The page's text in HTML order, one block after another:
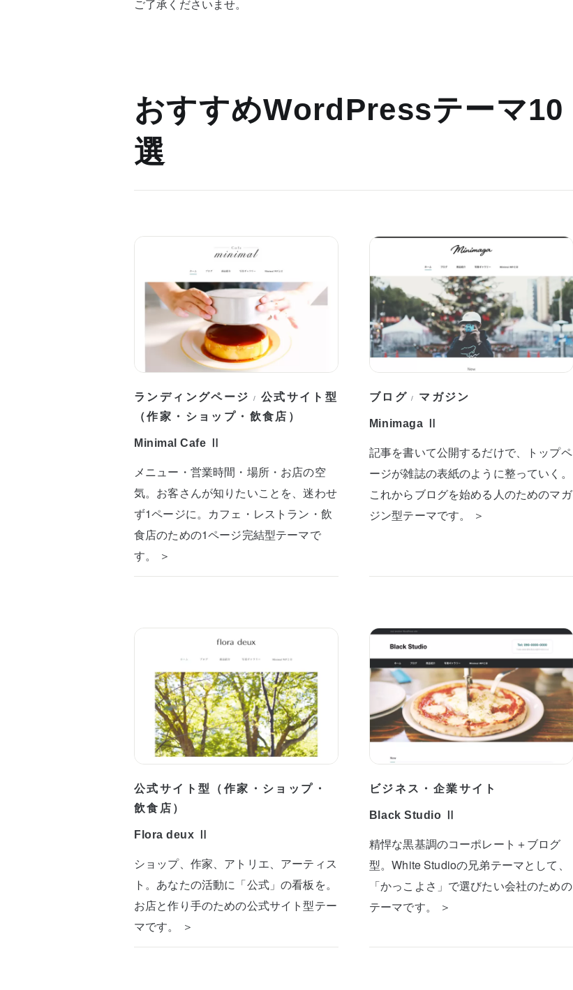
ご了承くださいませ。
おすすめWordPressテーマ10
選
ランディングページ / 公式サイト型
（作家・ショップ・飲食店）
Minimal Cafe Ⅱ
メニュー・営業時間・場所・お店の空
気。お客さんが知りたいことを、迷わせ
ず1ページに。カフェ・レストラン・飲
食店のための1ページ完結型テーマで
す。 ＞
ブログ / マガジン
Minimaga Ⅱ
記事を書いて公開するだけで、トップペ
ージが雑誌の表紙のように整っていく。
これからブログを始める人のためのマガ
ジン型テーマです。 ＞
公式サイト型（作家・ショップ・
飲食店）
Flora deux Ⅱ
ショップ、作家、アトリエ、アーティス
ト。あなたの活動に「公式」の看板を。
お店と作り手のための公式サイト型テー
マです。 ＞
ビジネス・企業サイト
Black Studio Ⅱ
精悍な黒基調のコーポレート＋ブログ
型。White Studioの兄弟テーマとして、
「かっこよさ」で選びたい会社のための
テーマです。 ＞